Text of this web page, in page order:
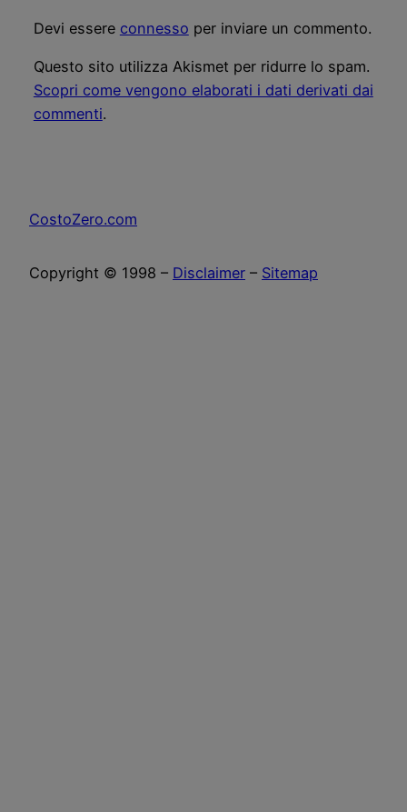
Devi essere connesso per inviare un commento.
Questo sito utilizza Akismet per ridurre lo spam.
Scopri come vengono elaborati i dati derivati dai
commenti.
CostoZero.com
Copyright © 1998 – Disclaimer – Sitemap